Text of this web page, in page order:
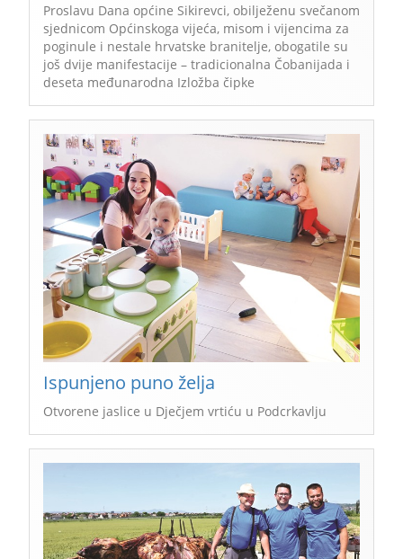
Proslavu Dana općine Sikirevci, obilježenu svečanom
sjednicom Općinskoga vijeća, misom i vijencima za
poginule i nestale hrvatske branitelje, obogatile su
još dvije manifestacije – tradicionalna Čobanijada i
deseta međunarodna Izložba čipke
Ispunjeno puno želja
Otvorene jaslice u Dječjem vrtiću u Podcrkavlju